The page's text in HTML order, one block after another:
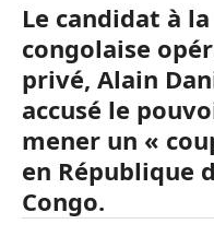
Le candidat à
congolaise
privé, Alain
accusé le
mener un «
en République
Congo.